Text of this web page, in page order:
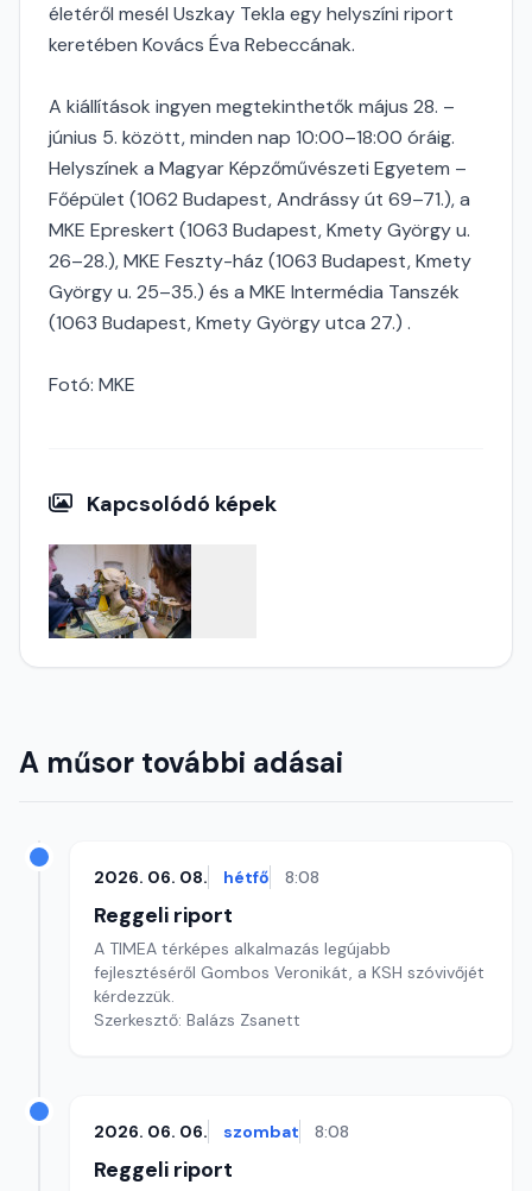
életéről mesél Uszkay Tekla egy helyszíni riport
keretében Kovács Éva Rebeccának.
A kiállítások ingyen megtekinthetők május 28. –
június 5. között, minden nap 10:00–18:00 óráig.
Helyszínek a Magyar Képzőművészeti Egyetem –
Főépület (1062 Budapest, Andrássy út 69–71.), a
MKE Epreskert (1063 Budapest, Kmety György u.
26–28.), MKE Feszty-ház (1063 Budapest, Kmety
György u. 25–35.) és a MKE Intermédia Tanszék
(1063 Budapest, Kmety György utca 27.) .
Fotó: MKE
Kapcsolódó képek
A műsor további adásai
2026. 06. 08. hétfő 8:08
Reggeli riport
A TIMEA térképes alkalmazás legújabb
fejlesztéséről Gombos Veronikát, a KSH szóvivőjét
kérdezzük.
Szerkesztő: Balázs Zsanett
2026. 06. 06. szombat 8:08
Reggeli riport